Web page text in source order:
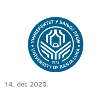
14. dec 2020.